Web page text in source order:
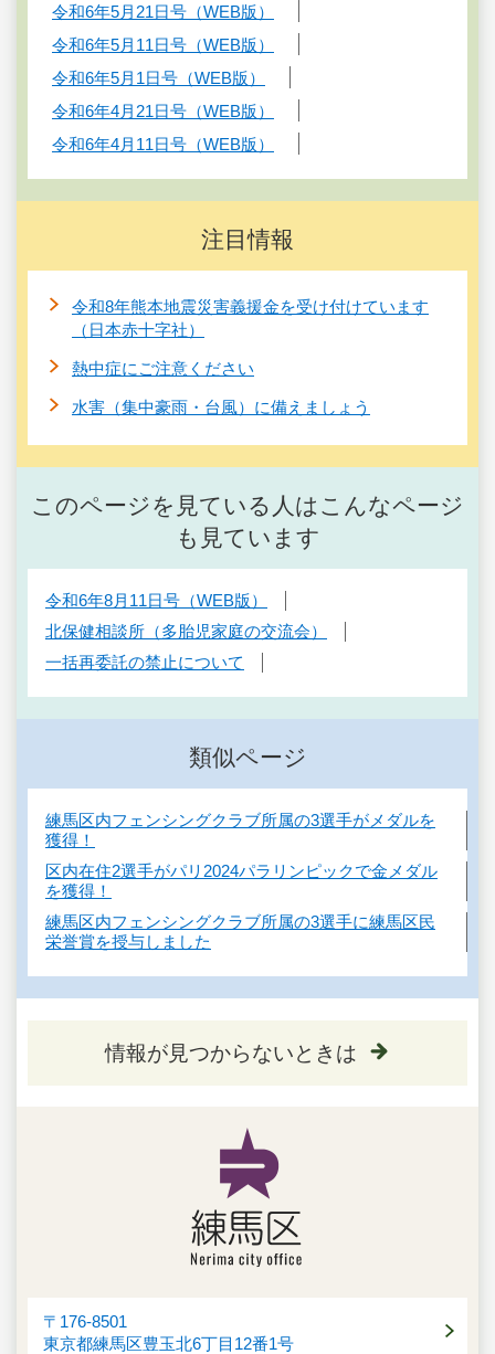
令和6年5月21日号（WEB版）
令和6年5月11日号（WEB版）
令和6年5月1日号（WEB版）
令和6年4月21日号（WEB版）
令和6年4月11日号（WEB版）
注目情報
令和8年熊本地震災害義援金を受け付けています
（日本赤十字社）
熱中症にご注意ください
水害（集中豪雨・台風）に備えましょう
このページを見ている人はこんなページ
も見ています
令和6年8月11日号（WEB版）
北保健相談所（多胎児家庭の交流会）
一括再委託の禁止について
類似ページ
練馬区内フェンシングクラブ所属の3選手がメダルを
獲得！
区内在住2選手がパリ2024パラリンピックで金メダル
を獲得！
練馬区内フェンシングクラブ所属の3選手に練馬区民
栄誉賞を授与しました
情報が見つからないときは
〒176-8501
東京都練馬区豊玉北6丁目12番1号